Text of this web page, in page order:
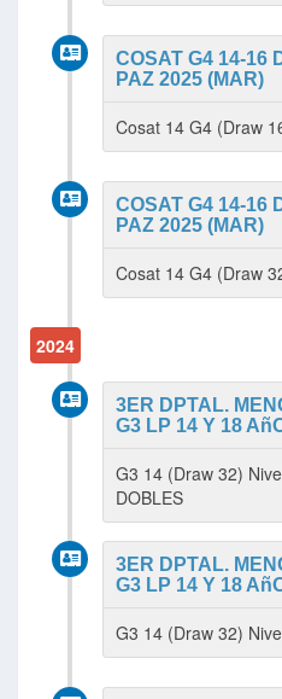
COSAT G4 14-16
PAZ 2025 (MAR)
Cosat 14 G4 (Draw
COSAT G4 14-16
PAZ 2025 (MAR)
Cosat 14 G4 (Draw
2024
3ER DPTAL.
G3 LP 14 Y 18
G3 14 (Draw 32)
DOBLES
3ER DPTAL.
G3 LP 14 Y 18
G3 14 (Draw 32)